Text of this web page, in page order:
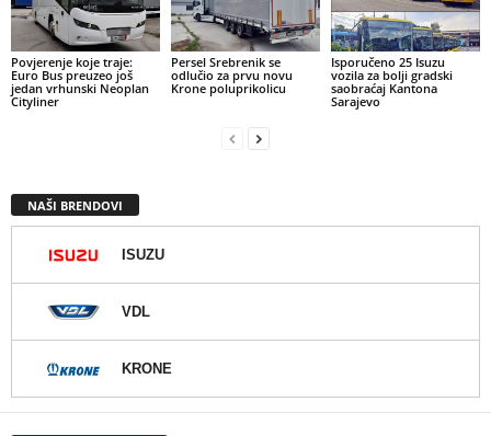
Povjerenje koje traje:
Euro Bus preuzeo još
jedan vrhunski Neoplan
Cityliner
Persel Srebrenik se
odlučio za prvu novu
Krone poluprikolicu
Isporučeno 25 Isuzu
vozila za bolji gradski
saobraćaj Kantona
Sarajevo
NAŠI BRENDOVI
ISUZU
VDL
KRONE